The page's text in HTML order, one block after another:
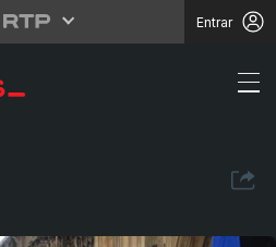
Entrar
de